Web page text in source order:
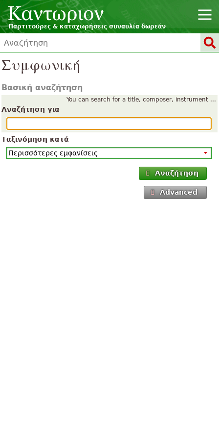
Παρτιτούρες & καταχωρήσεις συναυλία δωρεάν
Συμφωνική
Βασική αναζήτηση
You can search for a title, composer, instrument ...
Αναζήτηση για
Ταξινόμηση κατά
Αναζήτηση
Advanced